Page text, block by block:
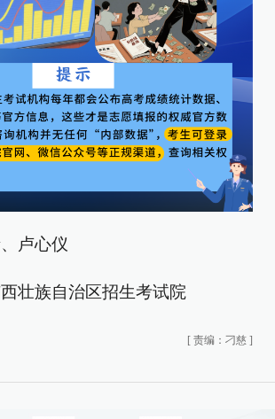
卢心仪
壮族自治区招生考试院
[ 责编：刁慈 ]